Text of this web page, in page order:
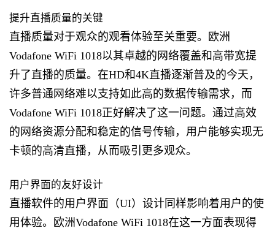
提升直播质量的关键
直播质量对于观众的观看体验至关重要。欧洲
Vodafone WiFi 1018以其卓越的网络覆盖和高带宽提
升了直播的质量。在HD和4K直播逐渐普及的今天，
许多普通网络难以支持如此高的数据传输需求，而
Vodafone WiFi 1018正好解决了这一问题。通过高效
的网络资源分配和稳定的信号传输，用户能够实现无
卡顿的高清直播，从而吸引更多观众。
用户界面的友好设计
直播软件的用户界面（UI）设计同样影响着用户的使
用体验。欧洲Vodafone WiFi 1018在这一方面表现得